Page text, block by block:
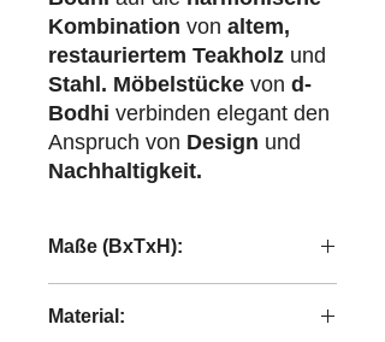
Kombination von altem,
restauriertem Teakholz und
Stahl. Möbelstücke von d-
Bodhi verbinden elegant den
Anspruch von Design und
Nachhaltigkeit.
Maße (BxTxH):
Material: